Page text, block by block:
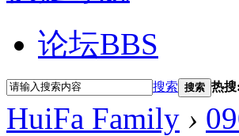
论坛BBS
搜索 搜索 热搜:
HuiFa Family ›